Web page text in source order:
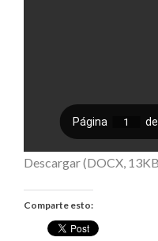
Descargar (DOCX,
Comparte esto: